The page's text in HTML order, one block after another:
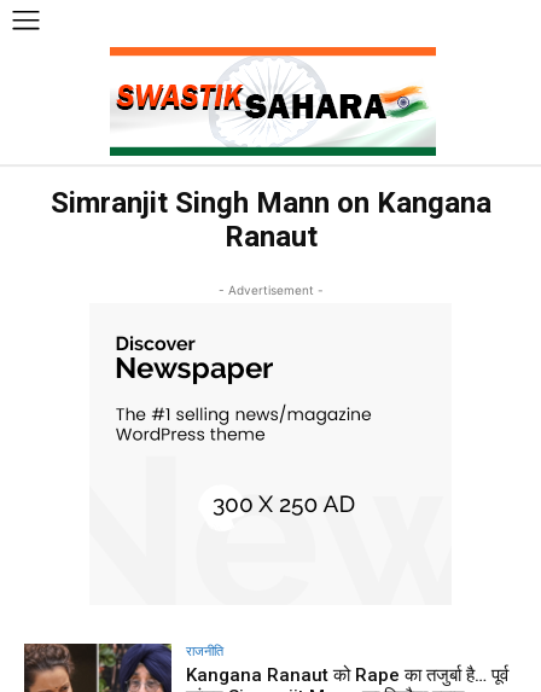
Simranjit Singh Mann on Kangana
Ranaut
- Advertisement -
राजनीति
Kangana Ranaut को Rape का तजुर्बा है… पूर्व